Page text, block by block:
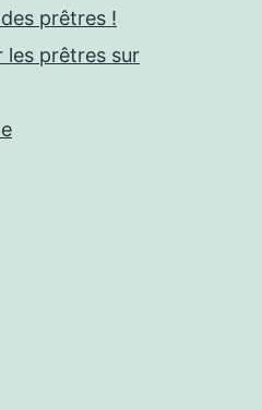
prêtres !
les prêtres sur